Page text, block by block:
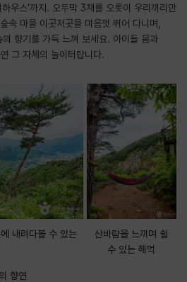
우스’까지. 오두막 3채를 오롯이 우리끼리만
속 마을 이곳저곳을 마음껏 뛰어 다니며,
향기를 가득 느껴 보세요. 아이들 몸과
그 자체의 놀이터랍니다.
내려다볼 수 있는
산바람을 느끼며 쉴
수 있는 해먹
향연